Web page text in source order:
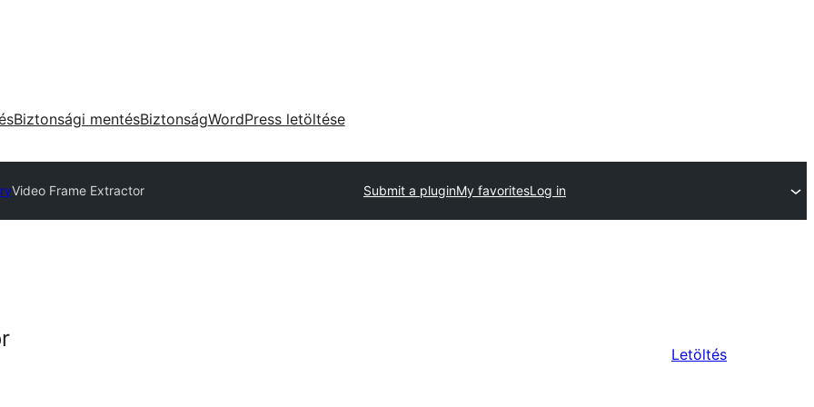
Biztonsági mentésBiztonságWordPress letöltése
Video Frame Extractor Submit a pluginMy favoritesLog in
Letöltés